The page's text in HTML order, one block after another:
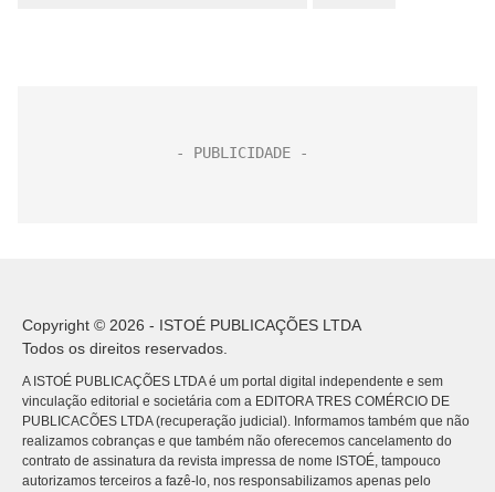
Copyright © 2026 - ISTOÉ PUBLICAÇÕES LTDA
Todos os direitos reservados.
A ISTOÉ PUBLICAÇÕES LTDA é um portal digital independente e sem
vinculação editorial e societária com a EDITORA TRES COMÉRCIO DE
PUBLICACÕES LTDA (recuperação judicial). Informamos também que não
realizamos cobranças e que também não oferecemos cancelamento do
contrato de assinatura da revista impressa de nome ISTOÉ, tampouco
autorizamos terceiros a fazê-lo, nos responsabilizamos apenas pelo